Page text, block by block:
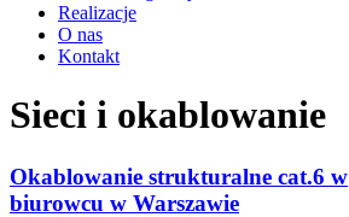
Realizacje
O nas
Kontakt
Sieci i okablowanie
Okablowanie strukturalne cat.6 w
biurowcu w Warszawie